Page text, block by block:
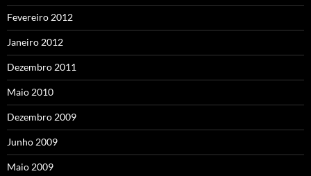
Fevereiro 2012
Janeiro 2012
Dezembro 2011
Maio 2010
Dezembro 2009
Junho 2009
Maio 2009